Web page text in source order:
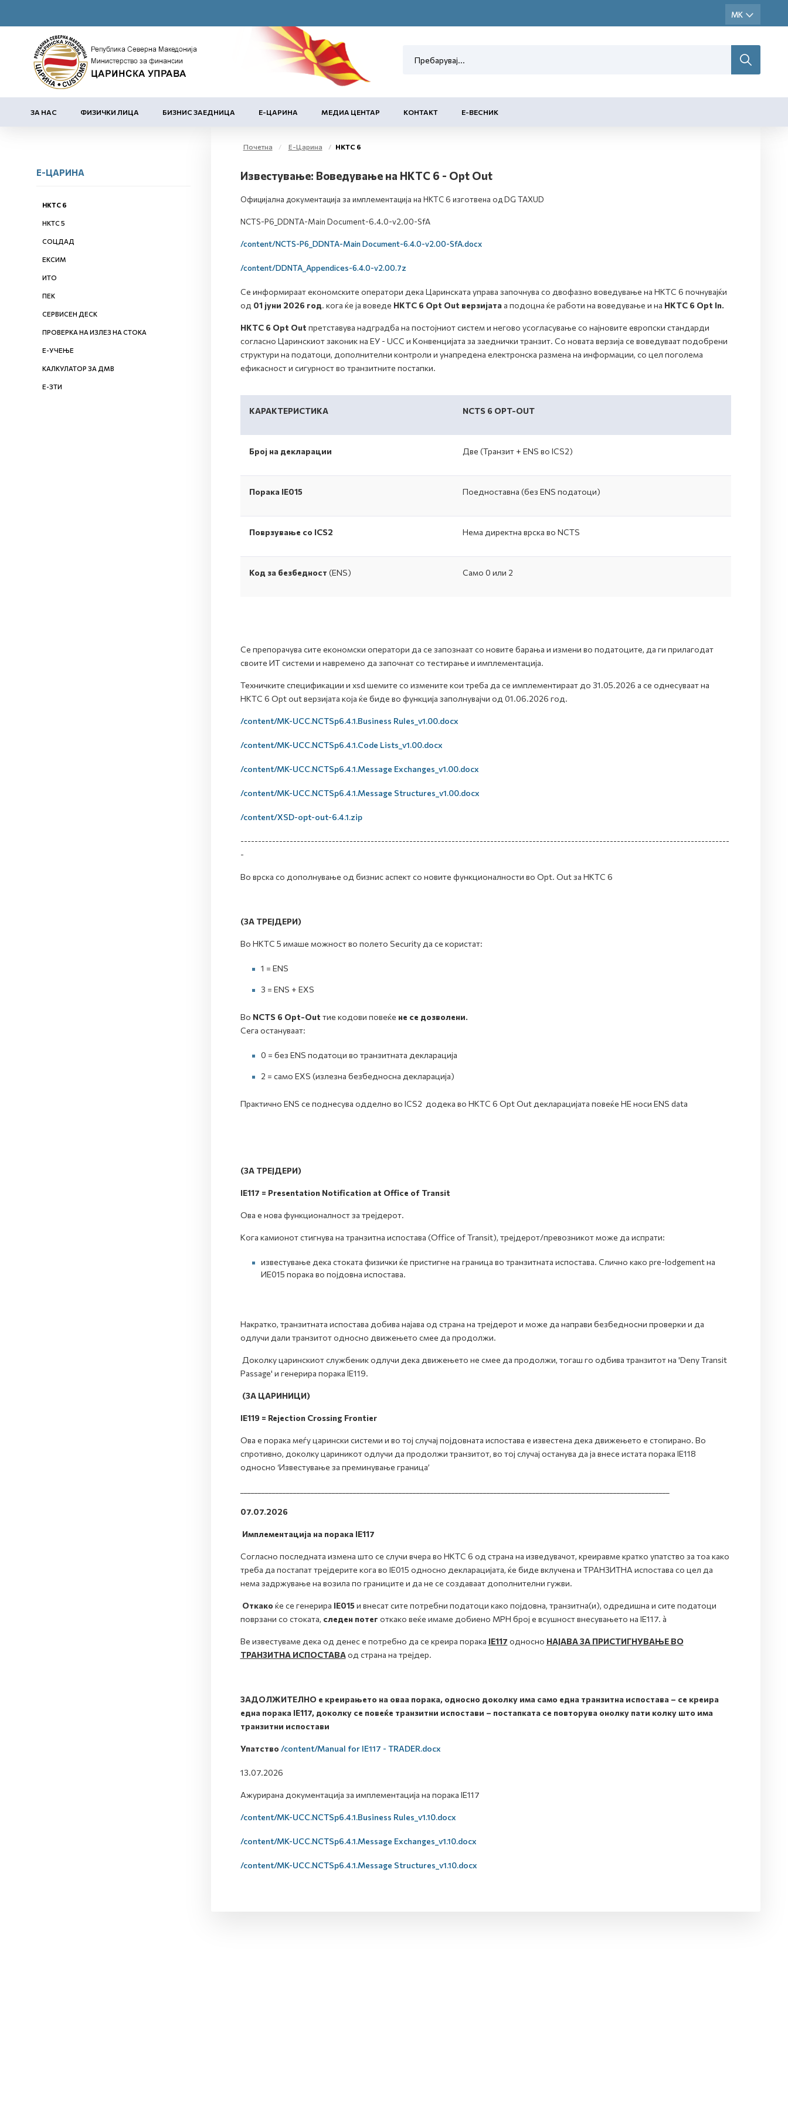
ЗА НАС ФИЗИЧКИ ЛИЦА БИЗНИС ЗАЕДНИЦА Е-ЦАРИНА МЕДИА ЦЕНТАР КОНТАКТ Е-ВЕСНИК
Е-ЦАРИНА
НКТС 6
НКТС 5
СОЦДАД
ЕКСИМ
ИТО
ПЕК
СЕРВИСЕН ДЕСК
ПРОВЕРКА НА ИЗЛЕЗ НА СТОКА
Е-УЧЕЊЕ
КАЛКУЛАТОР ЗА ДМВ
Е-ЗТИ
Почетна Е-Царина НКТС 6
Известување: Воведување на НКТС 6 - Opt Out
Официјална документација за имплементација на НКТС 6 изготвена од DG TAXUD
NCTS-P6_DDNTA-Main Document-6.4.0-v2.00-SfA
/content/NCTS-P6_DDNTA-Main Document-6.4.0-v2.00-SfA.docx
/content/DDNTA_Appendices-6.4.0-v2.00.7z
Се информираат економските оператори дека Царинската управа започнува со двофазно воведување на НКТС 6 почнувајќи
од 01 јуни 2026 год. кога ќе ја воведе НКТС 6 Opt Out верзијатаа подоцна ќе работи на воведување и на НКТС 6 Opt In.
НКТС 6 Opt Out претставува надградба на постојниот систем и негово усогласување со најновите европски стандарди
согласно Царинскиот законик на ЕУ - UCC и Конвенцијата за заеднички транзит. Со новата верзија се воведуваат подобрени
структури на податоци, дополнителни контроли и унапредена електронска размена на информации, со цел поголема
ефикасност и сигурност во транзитните постапки.
КАРАКТЕРИСТИКА NCTS 6 OPT-OUT
Број на декларации Две (Транзит + ENS во ICS2)
Порака IE015 Поедноставна (без ENS податоци)
Поврзување со ICS2 Нема директна врска во NCTS
Код за безбедност (ENS) Само 0 или 2
Се препорачува сите економски оператори да се запознаат со новите барања и измени во податоците, да ги прилагодат
своите ИТ системи и навремено да започнат со тестирање и имплементација.
Техничките спецификации и xsd шемите со измените кои треба да се имплементираат до 31.05.2026 а се однесуваат на
НКТС 6 Opt out верзијатa која ќе биде во функција заполнувајчи од 01.06.2026 год.
/content/MK-UCC.NCTSp6.4.1.Business Rules_v1.00.docx
/content/MK-UCC.NCTSp6.4.1.Code Lists_v1.00.docx
/content/MK-UCC.NCTSp6.4.1.Message Exchanges_v1.00.docx
/content/MK-UCC.NCTSp6.4.1.Message Structures_v1.00.docx
/content/XSD-opt-out-6.4.1.zip
-------------------------------------------------------------------------------------------------------------------------------------------
-
Во врска со дополнување од бизнис аспект со новите функционалности во Opt. Out за НКТС 6
(ЗА ТРЕЈДЕРИ)
Во НКТС 5 имаше можност во полето Security да се користат:
1 = ENS
3 = ENS + EXS
Во NCTS 6 Opt-Out тие кодови повеќе не се дозволени.
Сега остануваат:
0 = без ENS податоци во транзитната декларација
2 = само EXS (излезна безбедносна декларација)
Практично ENS се поднесува одделно во ICS2 додека во НКТС 6 Opt Out декларацијата повеќе НЕ носи ENS data
(ЗА ТРЕЈДЕРИ)
IE117 = Presentation Notification at Office of Transit
Ова е нова функционалност за трејдерот.
Кога камионот стигнува на транзитна испостава (Office of Transit), трејдерот/превозникот може да испрати:
известување дека стоката физички ќе пристигне на граница во транзитната испостава. Слично како pre-lodgement на
ИЕ015 порака во појдовна испостава.
Накратко, транзитната испостава добива најава од страна на трејдерот и може да направи безбедносни проверки и да
одлучи дали транзитот односно движењето смее да продолжи.
Доколку царинскиот службеник одлучи дека движењето не смее да продолжи, тогаш го одбива транзитот на 'Deny Transit
Passage' и генерира порака IE119.
(ЗА ЦАРИНИЦИ)
IE119 = Rejection Crossing Frontier
Ова е порака меѓу царински системи и во тој случај појдовната испостава е известена дека движењето е стопирано. Во
спротивно, доколку цариникот одлучи да продолжи транзитот, во тој случај останува да ја внесе истата порака IE118
односно ‘Известување за преминување граница’
07.07.2026
Имплементација на порака IE117
Согласно последната измена што се случи вчера во НКТС 6 од страна на изведувачот, креиравме кратко упатство за тоа како
треба да постапат трејдерите кога во IE015 односно декларацијата, ќе биде вклучена и ТРАНЗИТНА испостава со цел да
нема задржување на возила по границите и да не се создаваат дополнителни гужви.
Откако ќе се генерира IE015 и внесат сите потребни податоци како појдовна, транзитна(и), одредишна и сите податоци
поврзани со стоката, следен потег откако веќе имаме добиено МРН број е всушност внесувањето на IE117. à
Ве известуваме дека од денес е потребно да се креира порака IE117 односно НАЈАВА ЗА ПРИСТИГНУВАЊЕ ВО
ТРАНЗИТНА ИСПОСТАВАод страна на трејдер.
ЗАДОЛЖИТЕЛНО е креирањето на оваа порака, односно доколку има само една транзитна испостава – се креира
една порака IE117, доколку се повеќе транзитни испостави – постапката се повторува онолку пати колку што има
транзитни испостави
Упатство /content/Manual for IE117 - TRADER.docx
13.07.2026
Ажурирана документација за имплементација на порака IE117
/content/MK-UCC.NCTSp6.4.1.Business Rules_v1.10.docx
/content/MK-UCC.NCTSp6.4.1.Message Exchanges_v1.10.docx
/content/MK-UCC.NCTSp6.4.1.Message Structures_v1.10.docx